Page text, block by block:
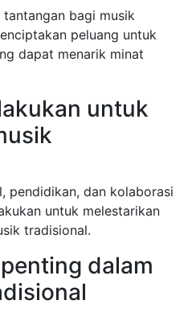
bagi musik
peluang untuk
dapat menarik minat
untuk
pendidikan, dan kolaborasi
untuk melestarikan
tradisional.
dalam